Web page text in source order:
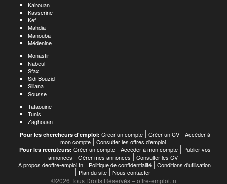
Kairouan
Kasserine
Kef
Mahdia
Manouba
Médenine
Monastir
Nabeul
Sfax
Sidi Bouzid
Siliana
Sousse
Tataouine
Tunis
Zaghouan
Pour les chercheurs d'emploi: Créer un compte Créer un CV
Accéder à
mon compte
Consulter les offres d'emploi
Pour les recruteurs: Créer un compte Accéder à mon compte
Publier vos
annonces
Gérer mes annonces
Consulter les CV
A propos deoffre-emploi.tn
Politique de confidentialité
Conditions d'utilisation
Plan du site
Nous contacter
©2026 Tous Droits Réservés – offre-emploi.tn